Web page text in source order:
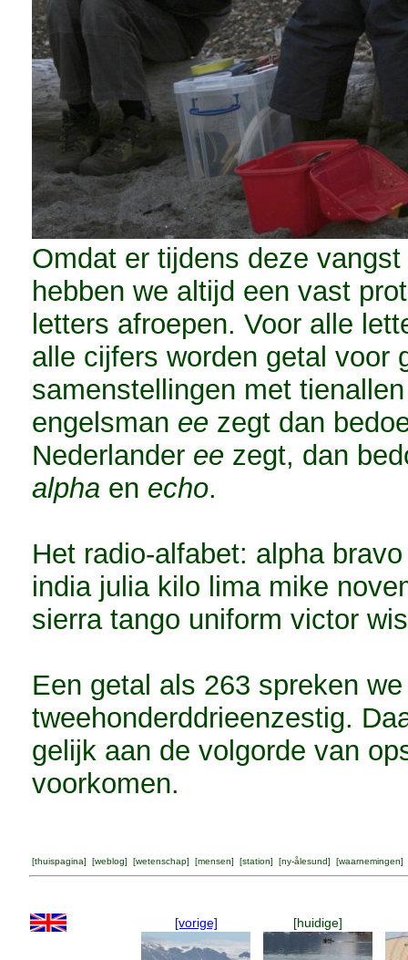
Omdat er tijdens deze
hebben we altijd een vast
letters afroepen. Voor alle
alle cijfers worden getal voor
samenstellingen met
engelsman ee zegt dan
Nederlander ee zegt, dan
alpha en echo.
Het radio-alfabet: alpha
india julia kilo lima mike
sierra tango uniform victor
Een getal als 263 spreken
tweehonderddrieenzestig.
gelijk aan de volgorde van
voorkomen.
[thuispagina] [weblog] [wetenschap] [mensen] [station] [ny-ålesund] [waarnemingen]
[vorige] [huidige]